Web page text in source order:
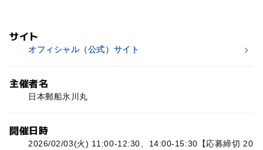
サイト
オフィシャル（公式）サイト
主催者名
日本郵船氷川丸
開催日時
2026/02/03(火) 11:00-12:30、14:00-15:30【応募締切 20